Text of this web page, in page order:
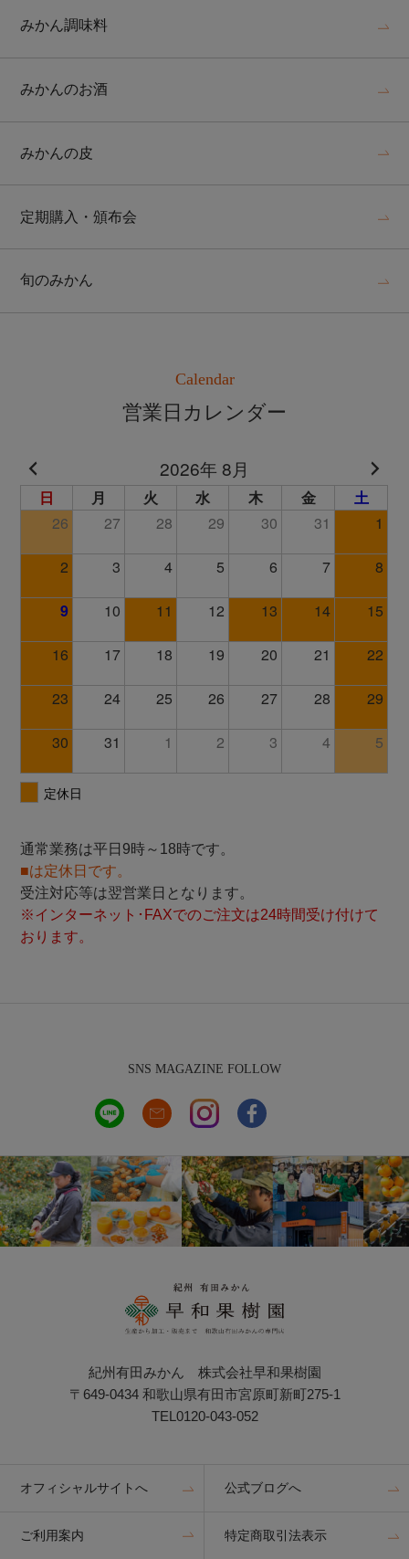
みかん調味料
みかんのお酒
みかんの皮
定期購入・頒布会
旬のみかん
Calendar
営業日カレンダー
通常業務は平日9時～18時です。
■は定休日です。
受注対応等は翌営業日となります。
※インターネット･FAXでのご注文は24時間受け付けて
おります。
SNS MAGAZINE FOLLOW
紀州有田みかん 株式会社早和果樹園
〒649-0434 和歌山県有田市宮原町新町275-1
TEL0120-043-052
オフィシャルサイトへ 公式ブログへ
ご利用案内 特定商取引法表示